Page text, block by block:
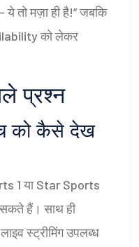
ये तो मज़ा ही है!” जबकि
को लेकर
प्रश्न
को कैसे देख
1 या Star Sports
हैं। साथ ही
स्ट्रीमिंग उपलब्ध